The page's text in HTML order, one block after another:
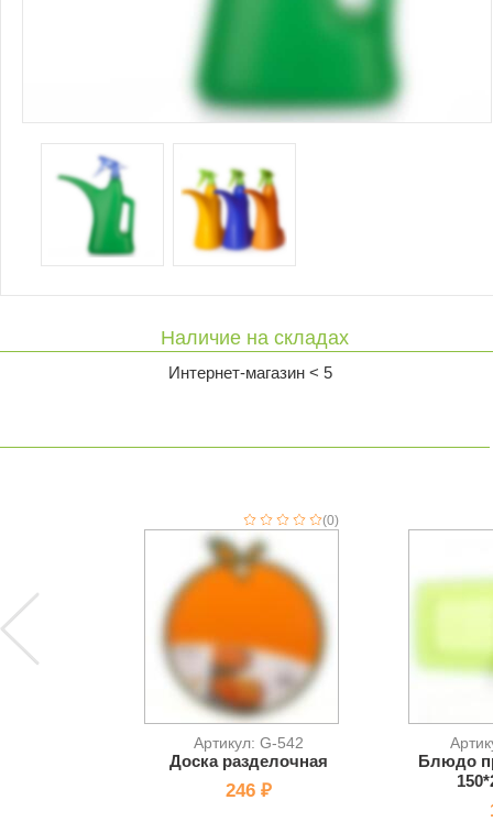
Наличие на складах
Интернет-магазин < 5
(0)
Артикул: G-542
Доска разделочная
246 ₽
Блюдо